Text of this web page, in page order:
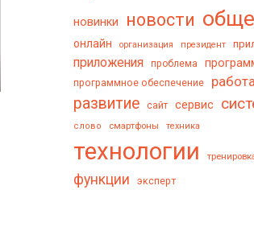
новинки новости
онлайн организация президент
приложения проблема
программное обеспечение
развитие сайт сервис
слово смартфоны техника
технологии
функции эксперт